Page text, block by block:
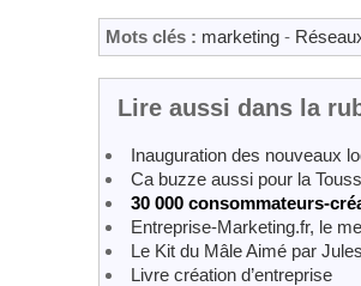
Mots clés : marketing -
Lire aussi dans la
Inauguration des nouveaux
Ca buzze aussi pour la
30 000 consommateurs-
Entreprise-Marketing.fr, le
Le Kit du Mâle Aimé par Jules
Livre création d’entreprise